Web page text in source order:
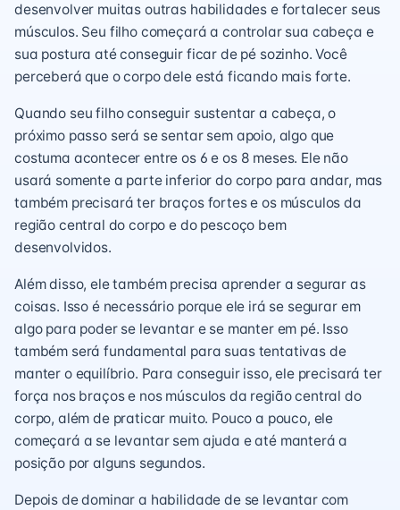
desenvolver muitas outras habilidades e fortalecer seus
músculos. Seu filho começará a controlar sua cabeça e
sua postura até conseguir ficar de pé sozinho. Você
perceberá que o corpo dele está ficando mais forte.
Quando seu filho conseguir sustentar a cabeça, o
próximo passo será se sentar sem apoio, algo que
costuma acontecer entre os 6 e os 8 meses. Ele não
usará somente a parte inferior do corpo para andar, mas
também precisará ter braços fortes e os músculos da
região central do corpo e do pescoço bem
desenvolvidos.
Além disso, ele também precisa aprender a segurar as
coisas. Isso é necessário porque ele irá se segurar em
algo para poder se levantar e se manter em pé. Isso
também será fundamental para suas tentativas de
manter o equilíbrio. Para conseguir isso, ele precisará ter
força nos braços e nos músculos da região central do
corpo, além de praticar muito. Pouco a pouco, ele
começará a se levantar sem ajuda e até manterá a
posição por alguns segundos.
Depois de dominar a habilidade de se levantar com